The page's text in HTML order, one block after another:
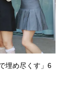
埋め尽くす」6